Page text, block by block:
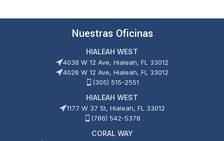
Nuestras Oficinas
HIALEAH WEST
4038 W 12 Ave, Hialeah, FL 33012
4026 W 12 Ave, Hialeah, FL 33012
(305) 515-2551
HIALEAH WEST
1177 W 37 St, Hialeah, FL 33012
(786) 542-5378
CORAL WAY